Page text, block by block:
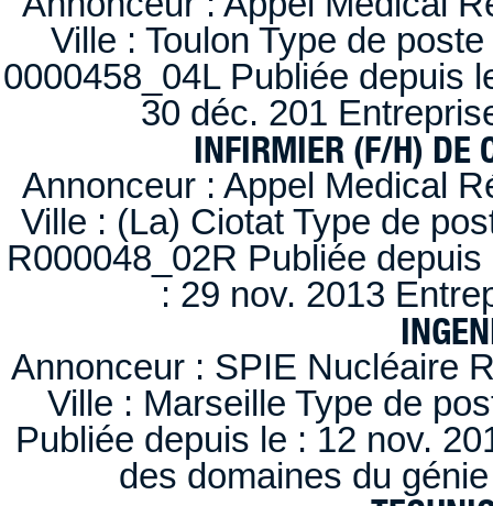
Ville : Toulon Type de
0000458_04L Publiée depuis
30 déc. 201
INFIRMIER (F/H) DE
Annonceur : Appel Medical
Ville : (La) Ciotat Type de
R000048_02R Publiée
: 29 nov. 2013
Annonceur : SPIE Nucléaire
Ville : Marseille Type de
Publiée depuis le : 12 nov.
des domaines du